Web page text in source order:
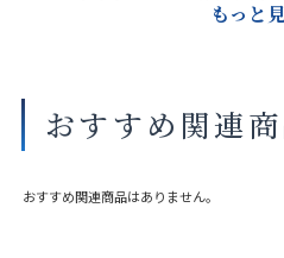
大きな巾を仕立てる場合、継ぎ目が
もっと
おすすめ関連
おすすめ関連商品はありません。